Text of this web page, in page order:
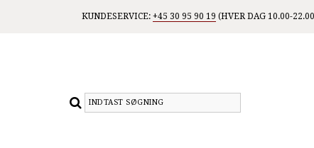
KUNDESERVICE: +45 30 95 90 19 (HVER DAG 10.00-